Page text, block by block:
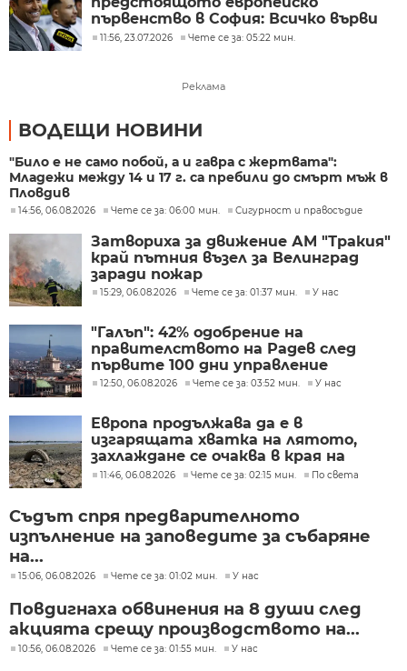
първенство в София: Всичко върви
по план, обединени сме, има
11:56, 23.07.2026 Чете се за: 05:22 мин.
Реклама
ВОДЕЩИ НОВИНИ
"Било е не само побой, а и гавра с жертвата":
Младежи между 14 и 17 г. са пребили до смърт мъж в
Пловдив
14:56, 06.08.2026 Чете се за: 06:00 мин. Сигурност и правосъдие
Затвориха за движение АМ "Тракия"
край пътния възел за Велинград
заради пожар
15:29, 06.08.2026 Чете се за: 01:37 мин. У нас
"Галъп": 42% одобрение на
правителството на Радев след
първите 100 дни управление
12:50, 06.08.2026 Чете се за: 03:52 мин. У нас
Европа продължава да е в
изгарящата хватка на лятото,
захлаждане се очаква в края на
седмицата
11:46, 06.08.2026 Чете се за: 02:15 мин. По света
Съдът спря предварителното
изпълнение на заповедите за събаряне
на...
15:06, 06.08.2026 Чете се за: 01:02 мин. У нас
Повдигнаха обвинения на 8 души след
акцията срещу производството на...
10:56, 06.08.2026 Чете се за: 01:55 мин. У нас